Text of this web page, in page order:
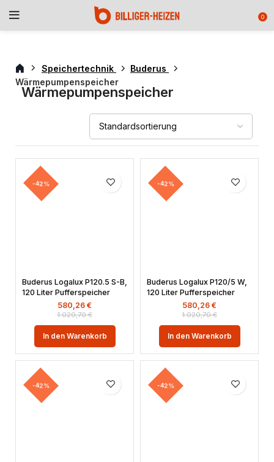
0
Speichertechnik
Buderus
Wärmepumpenspeicher
Wärmepumpenspeicher
-42%
Buderus Logalux P120.5 S-B,
120 Liter Pufferspeicher
1.020,70€
580,26 €
In den Warenkorb
-42%
Buderus Logalux P120/5 W,
120 Liter Pufferspeicher
1.020,70€
580,26 €
In den Warenkorb
-42% -42%